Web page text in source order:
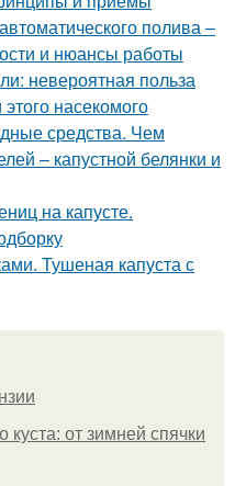
полива –
и нюансы работы
невероятная польза
насекомого
средства. Чем
– капустной белянки и
на капусте.
Тушеная капуста с
куста: от зимней спячки